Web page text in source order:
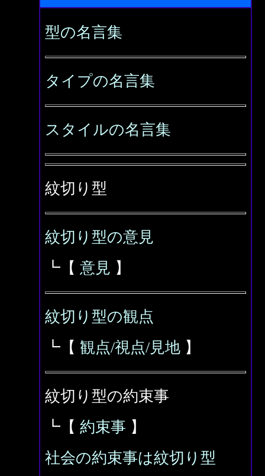
型の名言集
タイプの名言集
スタイルの名言集
紋切り型
紋切り型の意見
┗【 意見 】
紋切り型の観点
┗【 観点/視点/見地 】
紋切り型の約束事
┗【 約束事 】
社会の約束事は紋切り型